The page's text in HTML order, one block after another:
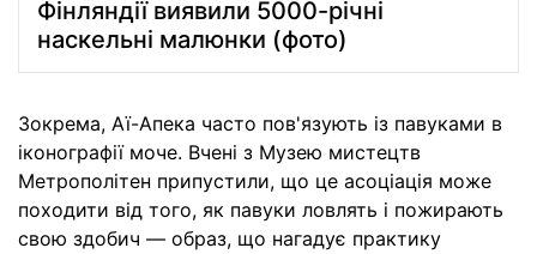
Фінляндії виявили 5000-річні
наскельні малюнки (фото)
Зокрема, Аї-Апека часто пов'язують із павуками в
іконографії моче. Вчені з Музею мистецтв
Метрополітен припустили, що це асоціація може
походити від того, як павуки ловлять і пожирають
свою здобич — образ, що нагадує практику